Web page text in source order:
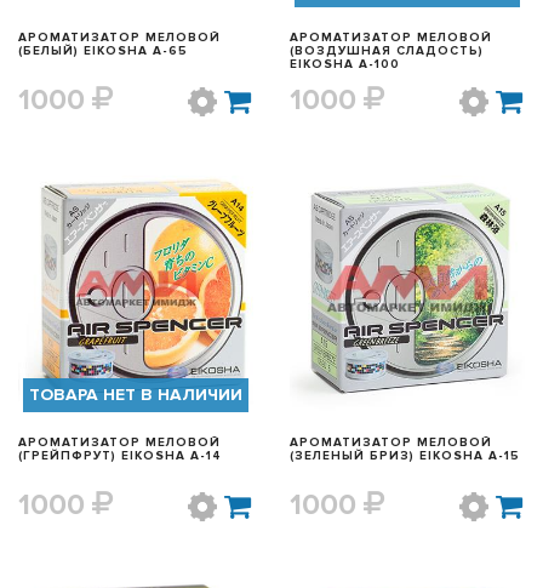
АРОМАТИЗАТОР МЕЛОВОЙ
(БЕЛЫЙ) EIKOSHA A-65
1000
АРОМАТИЗАТОР МЕЛОВОЙ
(ВОЗДУШНАЯ СЛАДОСТЬ)
EIKOSHA A-100
1000
БЫСТРЫЙ ПРОСМОТР
ТОВАРА НЕТ В НАЛИЧИИ
АРОМАТИЗАТОР МЕЛОВОЙ
(ГРЕЙПФРУТ) EIKOSHA A-14
1000
БЫСТРЫЙ ПРОСМОТР
АРОМАТИЗАТОР МЕЛОВОЙ
(ЗЕЛЕНЫЙ БРИЗ) EIKOSHA A-15
1000